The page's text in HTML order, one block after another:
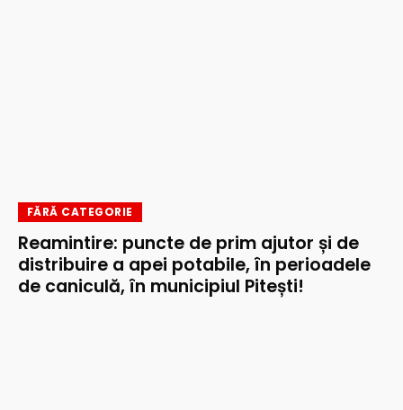
FĂRĂ CATEGORIE
Reamintire: puncte de prim ajutor și de
distribuire a apei potabile, în perioadele
de caniculă, în municipiul Pitești!